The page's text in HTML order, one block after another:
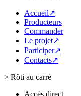
Accueil↗
Producteurs
Commander
Le projet↗
Participer↗
Contacts↗
> Rôti au carré
Accès direct